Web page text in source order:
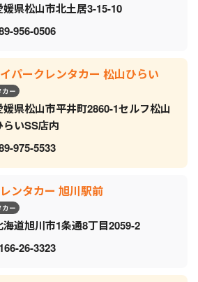
媛県松山市北土居3-15-10
956-0506
パークレンタカー 松山ひらい
カー
媛県松山市平井町2860-1セルフ松山
らいSS店内
975-5533
ンタカー 旭川駅前
カー
海道旭川市1条通8丁目2059‐2
26-3323